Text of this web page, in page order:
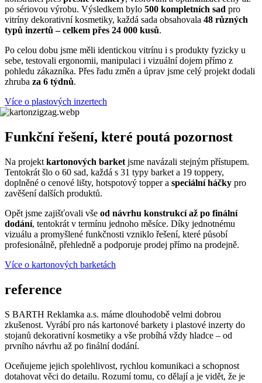
po sériovou výrobu. Výsledkem bylo 500 kompletních sad pro
vitríny dekorativní kosmetiky, každá sada obsahovala 48 různých
typů inzertů – celkem přes 24 000 kusů.
Po celou dobu jsme měli identickou vitrínu i s produkty fyzicky u
sebe, testovali ergonomii, manipulaci i vizuální dojem přímo z
pohledu zákazníka. Přes řadu změn a úprav jsme celý projekt dodali
zhruba za 6 týdnů.
Více o plastových inzertech
Funkční řešení, které poutá pozornost
Na projekt kartonových barket jsme navázali stejným přístupem.
Tentokrát šlo o 60 sad, každá s 31 typy barket a 19 toppery,
doplněné o cenové lišty, hotspotový topper a speciální háčky pro
zavěšení dalších produktů.
Opět jsme zajišťovali vše od návrhu konstrukcí až po finální
dodání, tentokrát v termínu jednoho měsíce. Díky jednotnému
vizuálu a promyšlené funkčnosti vzniklo řešení, které působí
profesionálně, přehledně a podporuje prodej přímo na prodejně.
Více o kartonových barketách
reference
S BARTH Reklamka a.s. máme dlouhodobě velmi dobrou
zkušenost. Vyrábí pro nás kartonové barkety i plastové inzerty do
stojanů dekorativní kosmetiky a vše probíhá vždy hladce – od
prvního návrhu až po finální dodání.
Oceňujeme jejich spolehlivost, rychlou komunikaci a schopnost
dotahovat věci do detailu. Rozumí tomu, co dělají a je vidět, že je